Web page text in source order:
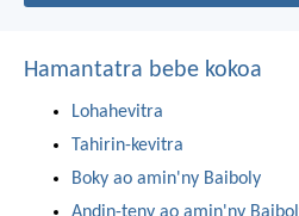
Hamantatra bebe kokoa
Lohahevitra
Tahirin-kevitra
Boky ao amin'ny Baiboly